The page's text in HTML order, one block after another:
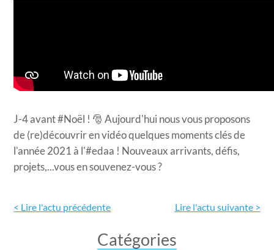
J-4 avant #Noël ! 🎅 Aujourd'hui nous vous proposons
de (re)découvrir en vidéo quelques moments clés de
l'année 2021 à l'#edaa ! Nouveaux arrivants, défis,
projets,...vous en souvenez-vous ? ​
< Lire l'actu précédente Lire l'actu suivante >
Catégories